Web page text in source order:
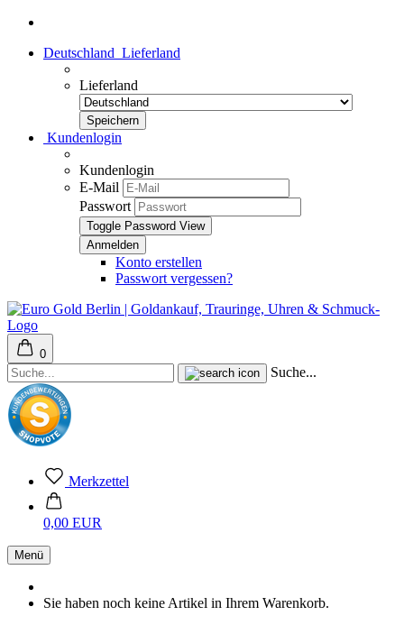
Deutschland Lieferland
Lieferland
Kundenlogin
Kundenlogin
E-Mail
Passwort
Toggle Password View
Konto erstellen
Passwort vergessen?
0
Suche...
Merkzettel
0,00 EUR
Menü
Sie haben noch keine Artikel in Ihrem Warenkorb.